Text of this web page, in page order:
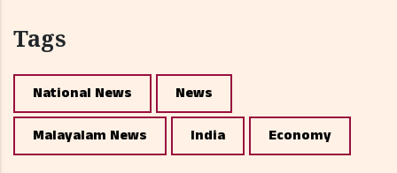
Tags
National News News
Malayalam News India Economy